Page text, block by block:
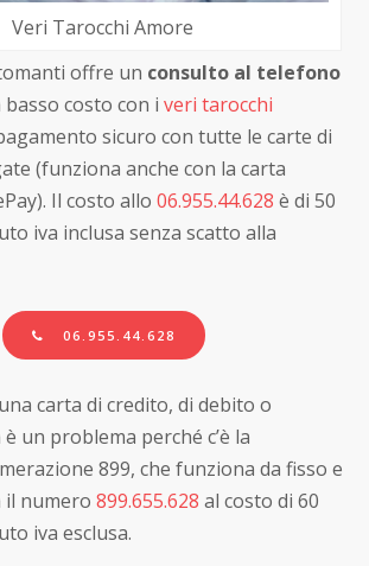
Veri Tarocchi Amore
offre un consulto al telefono
costo con i veri tarocchi
sicuro con tutte le carte di
(funziona anche con la carta
Il costo allo 06.955.44.628 è di 50
iva inclusa senza scatto alla
06.955.44.628
carta di credito, di debito o
un problema perché c’è la
899, che funziona da fisso e
il numero 899.655.628 al costo di 60
iva esclusa.